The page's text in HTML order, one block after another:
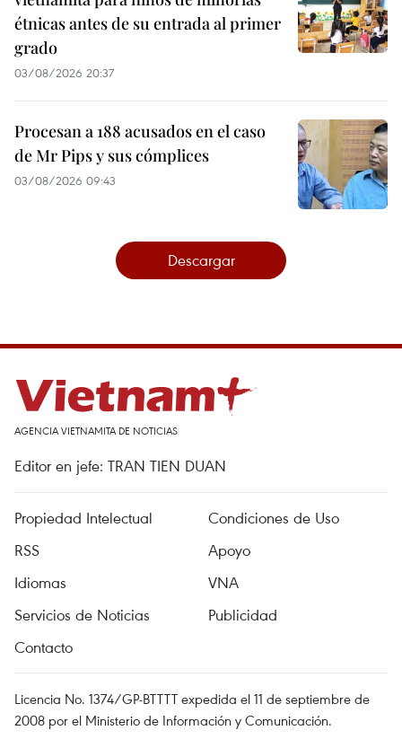
étnicas antes de su entrada al primer
grado
03/08/2026 20:37
Procesan a 188 acusados en el caso
de Mr Pips y sus cómplices
03/08/2026 09:43
Descargar
AGENCIA VIETNAMITA DE NOTICIAS
Editor en jefe: TRAN TIEN DUAN
Propiedad Intelectual
Condiciones de Uso
RSS
Apoyo
Idiomas
VNA
Servicios de Noticias
Publicidad
Contacto
Licencia No. 1374/GP-BTTTT expedida el 11 de septiembre de
2008 por el Ministerio de Información y Comunicación.